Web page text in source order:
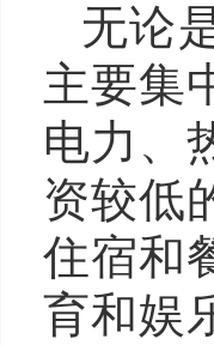
无论
主要集
电力、
资较低
住宿和
育和娱